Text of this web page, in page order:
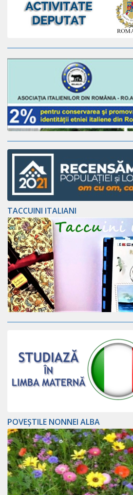
TACCUINI ITALIANI
POVEȘTILE NONNEI ALBA